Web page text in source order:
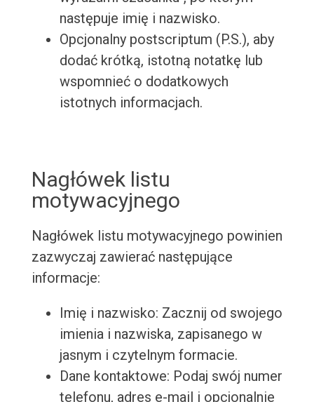
następuje imię i nazwisko.
Opcjonalny postscriptum (P.S.), aby
dodać krótką, istotną notatkę lub
wspomnieć o dodatkowych
istotnych informacjach.
Nagłówek listu
motywacyjnego
Nagłówek listu motywacyjnego powinien
zazwyczaj zawierać następujące
informacje:
Imię i nazwisko: Zacznij od swojego
imienia i nazwiska, zapisanego w
jasnym i czytelnym formacie.
Dane kontaktowe: Podaj swój numer
telefonu, adres e-mail i opcjonalnie